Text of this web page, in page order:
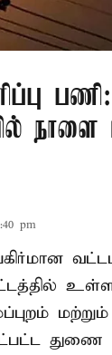
பணி:
நாளை
pm
துணை